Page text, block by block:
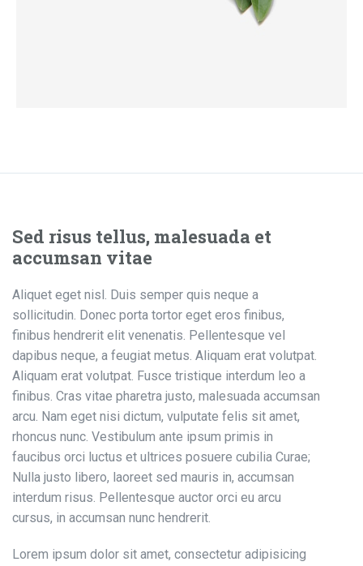
Sed risus tellus, malesuada et
accumsan vitae
Aliquet eget nisl. Duis semper quis neque a
sollicitudin. Donec porta tortor eget eros finibus,
finibus hendrerit elit venenatis. Pellentesque vel
dapibus neque, a feugiat metus. Aliquam erat volutpat.
Aliquam erat volutpat. Fusce tristique interdum leo a
finibus. Cras vitae pharetra justo, malesuada accumsan
arcu. Nam eget nisi dictum, vulputate felis sit amet,
rhoncus nunc. Vestibulum ante ipsum primis in
faucibus orci luctus et ultrices posuere cubilia Curae;
Nulla justo libero, laoreet sed mauris in, accumsan
interdum risus. Pellentesque auctor orci eu arcu
cursus, in accumsan nunc hendrerit.
Lorem ipsum dolor sit amet, consectetur adipisicing